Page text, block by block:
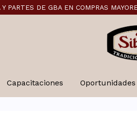
GBA EN COMPRAS MAYORES A $49900
Capacitaciones Oportunidades